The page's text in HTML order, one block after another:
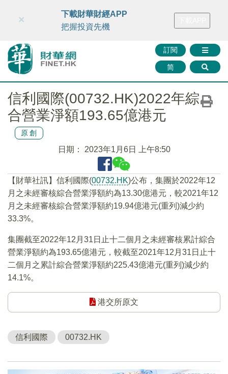
財華智庫網 FINTV FINMETA 財華證券 媒體矩陣
訂閱
简
×
下載財華財經APP
把握投資先機
信利國際(00732.HK)2022年綜
合營業淨額193.65億港元
原創
日期： 2023年1月6日 上午8:50
【財華社訊】信利國際(00732.HK)公布，集團於2022年12
月之未經審核綜合營業淨額約為13.30億港元，較2021年12
月之未經審核綜合營業淨額約19.94億港元(重列)減少約
33.3%。
集團截至2022年12月31日止十二個月之未經審核累計綜合
營業淨額約為193.65億港元，較截至2021年12月31日止十
二個月之累計綜合營業淨額約225.43億港元(重列)減少約
14.1%。
港交所原文
信利國際 00732.HK